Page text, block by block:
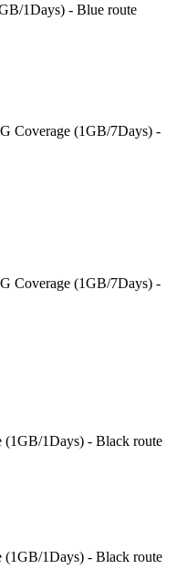
1Days) - Blue route
Coverage (1GB/7Days) -
Coverage (1GB/7Days) -
(1GB/1Days) - Black route
(1GB/1Days) - Black route